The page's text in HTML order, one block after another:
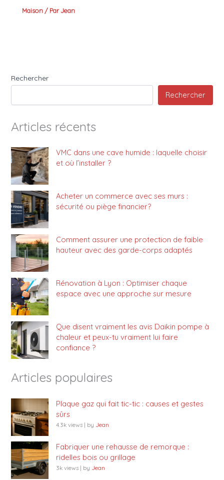
Maison / ParJean
Rechercher
Rechercher
Articles récents
VMC dans une cave humide : laquelle choisir
et où l’installer ?
Acheter un commerce avec ses murs :
sécurité ou piège financier?
Comment assurer une protection de faible
hauteur avec des garde-corps adaptés
Rénovation à Lyon : Optimiser chaque
espace avec une approche sur mesure
Que disent vraiment les avis Daikin pompe à
chaleur et peux-tu vraiment lui faire
confiance ?
Articles populaires
Plaque gaz qui fait tic-tic : causes et gestes
sûrs
4.3k views | by Jean
Fabriquer une rehausse de remorque :
ridelles bois ou grillage
3k views | by Jean